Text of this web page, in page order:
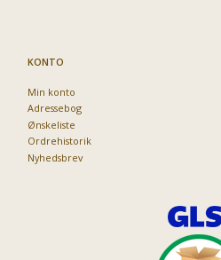
KONTO
Min konto
Adressebog
Ønskeliste
Ordrehistorik
Nyhedsbrev